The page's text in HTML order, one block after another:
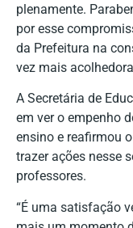
plenamente.
por esse
da Prefeitura na
vez mais
A Secretária de
em ver o empenho
ensino e reafirmou
trazer ações nesse
professores.
“É uma satisfação